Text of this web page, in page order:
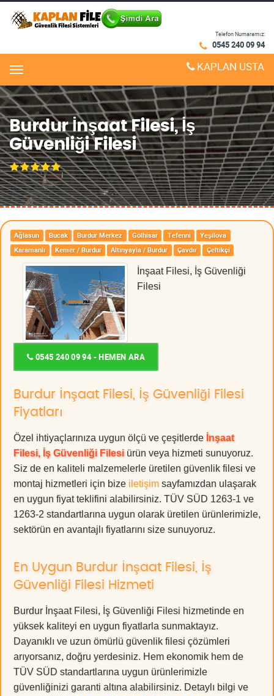
Telefon Numaramız:
0545 240 09 94
Menu KAPLAN USTA
Burdur İnşaat Filesi, İş
Güvenliği Filesi
Ağlasun Bucak Burdur Merkez Gölhisar Tefenni
Yeşilova
Karamanlı
Kemer / Burdur Altınyayla / Burdur Çavdır Çeltikçi
İnşaat Filesi, İş Güvenliği
Filesi
0545 240 09 94 - HEMEN ARA
Burdur İnşaat Filesi, İş Güvenliği Filesi
Fiyatları
Özel ihtiyaçlarınıza uygun ölçü ve çeşitlerde İnşaat
Filesi, İş Güvenliği Filesi ürün veya hizmeti sunuyoruz.
Siz de en kaliteli malzemelerle üretilen güvenlik filesi ve
montaj hizmetleri için bize iletişim sayfamızdan ulaşarak
en uygun fiyat teklifini alabilirsiniz. TÜV SÜD 1263-1 ve
1263-2 standartlarına uygun olarak üretilen ürünlerimizle,
sektörün en avantajlı fiyatlarını size sunuyoruz.
En Uygun Burdur İnşaat Filesi, İş
Güvenliği Filesi Hizmeti
Burdur İnşaat Filesi, İş Güvenliği Filesi hizmetinde en
yüksek kaliteyi en uygun fiyatlarla sunmaktayız.
Dayanıklı ve uzun ömürlü güvenlik filesi çözümleri
arıyorsanız, doğru yerdesiniz. Hem ekonomik hem de
TÜV SÜD standartlarına uygun ürünlerimizle
güvenliğinizi garanti altına alabilirsiniz. Detaylı bilgi ve